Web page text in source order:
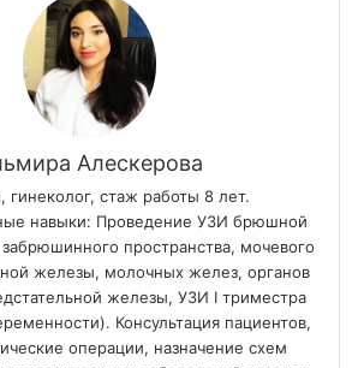
Алескерова
гинеколог, стаж работы 8 лет.
навыки: Проведение УЗИ брюшной
пространства, мочевого
железы, молочных желез, органов
железы, УЗИ I триместра
Консультация пациентов,
операции, назначение схем